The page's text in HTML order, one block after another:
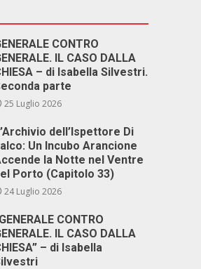
CONTRO
IL CASO DALLA
– di Isabella Silvestri.
parte
25 Luglio 2026
dell’Ispettore Di
Un Incubo Arancione
la Notte nel Ventre
Porto (Capitolo 33)
24 Luglio 2026
CONTRO
IL CASO DALLA
– di Isabella